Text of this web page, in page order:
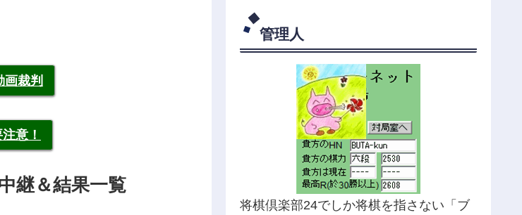
裁判
意！
継＆結果一覧
管理人
将棋倶楽部24でしか将棋を指さない「ブ